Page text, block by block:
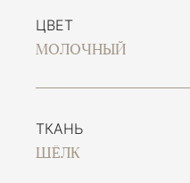
ЦВЕТ
МОЛОЧНЫЙ
ТКАНЬ
ШЁЛК